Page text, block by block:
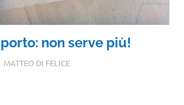
non serve più!
MATTEO DI FELICE